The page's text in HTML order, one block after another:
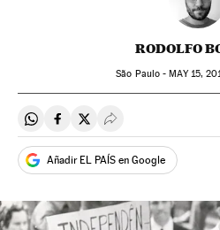
RODOLFO
São Paulo -MAY15,
Compartir en Whatsapp
Compartir en Facebook
Compartir en Twitter
Desplegar Redes
Añadir EL PAÍS en Google